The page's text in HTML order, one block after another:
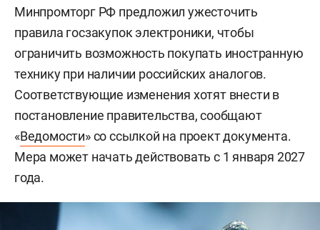
Минпромторг РФ предложил ужесточить
правила госзакупок электроники, чтобы
ограничить возможность покупать иностранную
технику при наличии российских аналогов.
Соответствующие изменения хотят внести в
постановление правительства, сообщают
«Ведомости» со ссылкой на проект документа.
Мера может начать действовать с 1 января 2027
года.